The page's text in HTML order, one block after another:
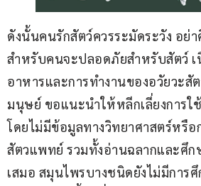
ดังนั้นคนรักสัตว์ควรระมัดระวัง อย่
สำหรับคนจะปลอดภัยสำหรับสัตว์ เ
อาหารและการทำงานของอวัยวะสัต
มนุษย์ ขอแนะนำให้หลีกเลี่ยงการ
โดยไม่มีข้อมูลทางวิทยาศาสตร์หรือ
สัตวแพทย์ รวมทั้งอ่านฉลากและศึก
เสมอ สมุนไพรบางชนิดยังไม่มีการ